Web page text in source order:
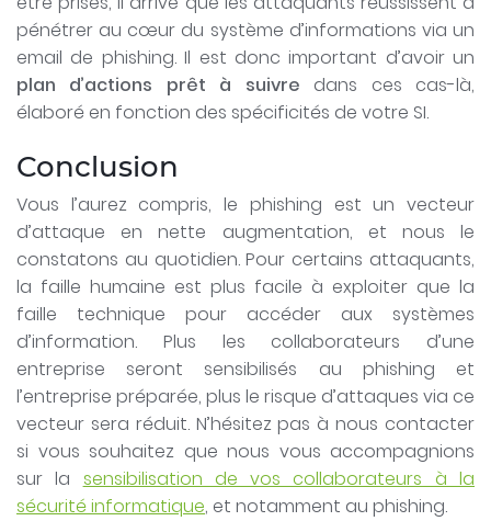
pénétrer au cœur du système d’informations via un
email de phishing. Il est donc important d’avoir un
plan d’actions prêt à suivre dans ces cas-là,
élaboré en fonction des spécificités de votre SI.
Conclusion
Vous l’aurez compris, le phishing est un vecteur
d’attaque en nette augmentation, et nous le
constatons au quotidien. Pour certains attaquants,
la faille humaine est plus facile à exploiter que la
faille technique pour accéder aux systèmes
d’information. Plus les collaborateurs d’une
entreprise seront sensibilisés au phishing et
l’entreprise préparée, plus le risque d’attaques via ce
vecteur sera réduit. N’hésitez pas à nous contacter
si vous souhaitez que nous vous accompagnions
sur la sensibilisation de vos collaborateurs à la
sécurité informatique, et notamment au phishing.